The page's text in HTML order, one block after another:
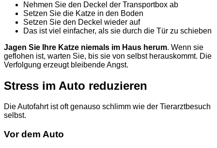
Nehmen Sie den Deckel der Transportbox ab
Setzen Sie die Katze in den Boden
Setzen Sie den Deckel wieder auf
Das ist viel einfacher, als sie durch die Tür zu schieben
Jagen Sie Ihre Katze niemals im Haus herum. Wenn sie
geflohen ist, warten Sie, bis sie von selbst herauskommt. Die
Verfolgung erzeugt bleibende Angst.
Stress im Auto reduzieren
Die Autofahrt ist oft genauso schlimm wie der Tierarztbesuch
selbst.
Vor dem Auto